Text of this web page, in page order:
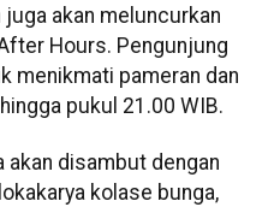
akan meluncurkan
Hours. Pengunjung
menikmati pameran dan
pukul 21.00 WIB.
akan disambut dengan
kolase bunga,